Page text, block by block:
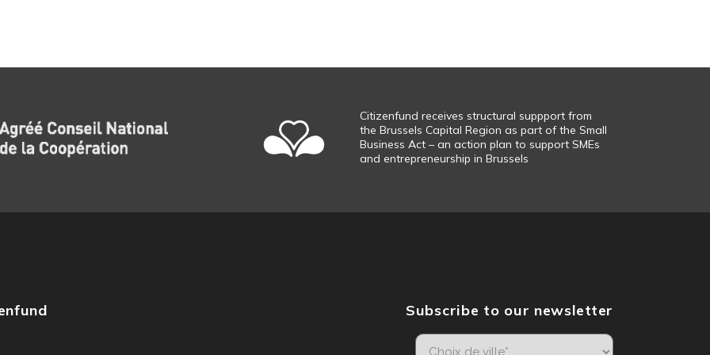
Citizenfund receives structural suppport from
the Brussels Capital Region as part of the Small
Business Act – an action plan to support SMEs
and entrepreneurship in Brussels
Subscribe to our newsletter